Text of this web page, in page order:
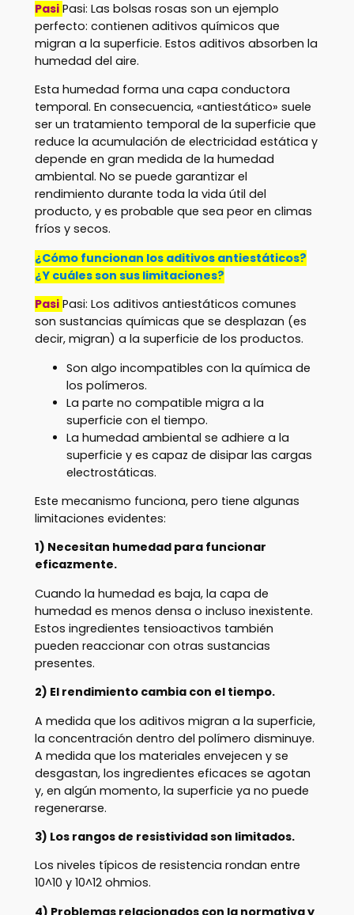
Pasi Pasi: Las bolsas rosas son un ejemplo
perfecto: contienen aditivos químicos que
migran a la superficie. Estos aditivos absorben la
humedad del aire.
Esta humedad forma una capa conductora
temporal. En consecuencia, «antiestático» suele
ser un tratamiento temporal de la superficie que
reduce la acumulación de electricidad estática y
depende en gran medida de la humedad
ambiental. No se puede garantizar el
rendimiento durante toda la vida útil del
producto, y es probable que sea peor en climas
fríos y secos.
¿Cómo funcionan los aditivos antiestáticos?
¿Y cuáles son sus limitaciones?
Pasi Pasi: Los aditivos antiestáticos comunes
son sustancias químicas que se desplazan (es
decir, migran) a la superficie de los productos.
Son algo incompatibles con la química de
los polímeros.
La parte no compatible migra a la
superficie con el tiempo.
La humedad ambiental se adhiere a la
superficie y es capaz de disipar las cargas
electrostáticas.
Este mecanismo funciona, pero tiene algunas
limitaciones evidentes:
1) Necesitan humedad para funcionar
eficazmente.
Cuando la humedad es baja, la capa de
humedad es menos densa o incluso inexistente.
Estos ingredientes tensioactivos también
pueden reaccionar con otras sustancias
presentes.
2) El rendimiento cambia con el tiempo.
A medida que los aditivos migran a la superficie,
la concentración dentro del polímero disminuye.
A medida que los materiales envejecen y se
desgastan, los ingredientes eficaces se agotan
y, en algún momento, la superficie ya no puede
regenerarse.
3) Los rangos de resistividad son limitados.
Los niveles típicos de resistencia rondan entre
10^10 y 10^12 ohmios.
4) Problemas relacionados con la normativa y